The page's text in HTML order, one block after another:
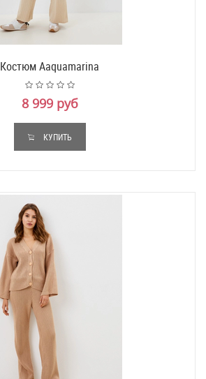
Костюм Aaquamarina
8 999 руб
КУПИТЬ